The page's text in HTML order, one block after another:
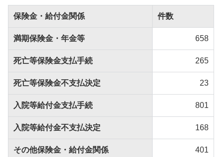
保険金・給付金関係 件数
満期保険金・年金等 658
死亡等保険金支払手続 265
死亡等保険金不支払決定 23
入院等給付金支払手続 801
入院等給付金不支払決定 168
その他保険金・給付金関係 401